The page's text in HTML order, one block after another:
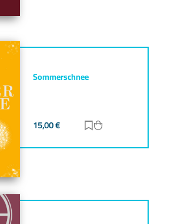
Sommerschnee
15,00€ Zur Merkliste